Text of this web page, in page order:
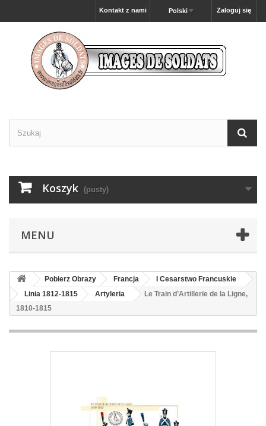
Zaloguj się
Polski
Kontakt z nami
Koszyk (pusty)
MENU
Pobierz Obrazy Francja
I Cesarstwo Francuskie
Linia 1812-1815
Artyleria
Le Train d’Artillerie de la Ligne,
1810-1815